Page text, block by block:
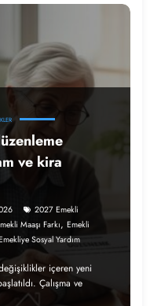
ve kira
2027 Emekli
Maaşı Farkı, Emekli
Sosyal Yardım
içeren yeni
Çalışma ve